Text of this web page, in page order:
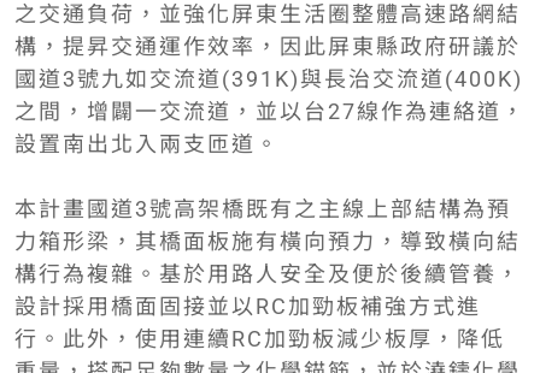
之交通負荷，並強化屏東生活圈整體高速路網結
構，提昇交通運作效率，因此屏東縣政府研議於
國道3號九如交流道(391K)與長治交流道(400K)
之間，增闢一交流道，並以台27線作為連絡道，
設置南出北入兩支匝道。
本計畫國道3號高架橋既有之主線上部結構為預
力箱形梁，其橋面板施有橫向預力，導致橫向結
構行為複雜。基於用路人安全及便於後續管養，
設計採用橋面固接並以RC加勁板補強方式進
行。此外，使用連續RC加勁板減少板厚，降低